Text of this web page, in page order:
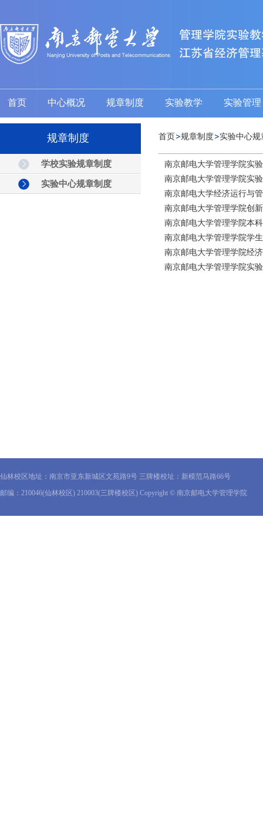
首页 中心概况 规章制度 实验教学 实验管理
规章制度
学校实验规章制度
实验中心规章制度
首页 规章制度 实验中心规
南京邮电大学管理学院实
南京邮电大学管理学院实
南京邮电大学经济运行与
南京邮电大学管理学院创
南京邮电大学管理学院本
南京邮电大学管理学院学
南京邮电大学管理学院经
南京邮电大学管理学院实
仙林校区地址：南京市亚东新城区文苑路9号 三牌楼校址：新模范马路66号
邮编：210046(仙林校区) 210003(三牌楼校区) Copyright © 南京邮电大学管理学院